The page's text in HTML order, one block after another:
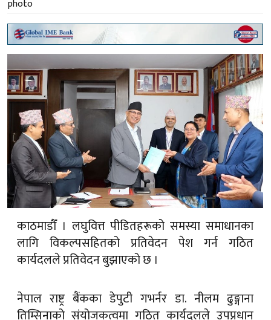
काठमाडौँ । लघुवित्त पीडितहरूको समस्या समाधानका
लागि विकल्पसहितको प्रतिवेदन पेश गर्न गठित
कार्यदलले प्रतिवेदन बुझाएको छ ।
नेपाल राष्ट्र बैंकका डेपुटी गभर्नर डा. नीलम ढुङ्गाना
तिम्सिनाको संयोजकत्वमा गठित कार्यदलले उपप्रधान